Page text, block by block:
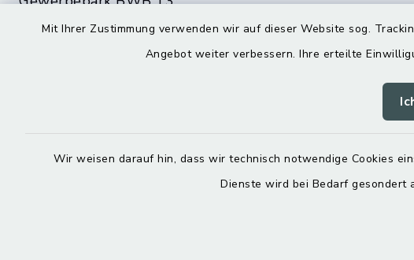
Mit Ihrer Zustimmung verwenden wir auf dieser Website sog.
Angebot weiter verbessern. Ihre erteilte
Wir weisen darauf hin, dass wir technisch notwendige Cookies
Dienste wird bei Bedarf gesondert
83052 Bruckmühl
Montag zusätzlich:
15.00 – 18.00 Uhr